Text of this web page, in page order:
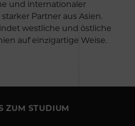
und internationaler
Partner aus Asien.
westliche und östliche
auf einzigartige Weise.
ZUM STUDIUM